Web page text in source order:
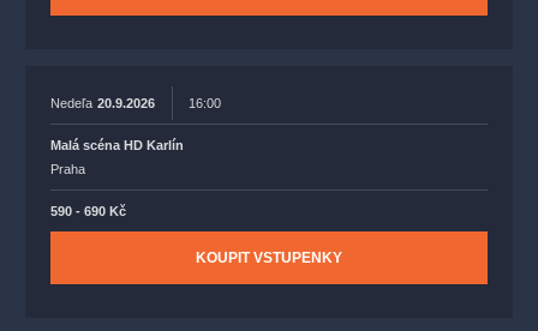
Nedeľa 20.9.2026 16:00
Malá scéna HD Karlín
Praha
590 - 690 Kč
KOUPIT VSTUPENKY